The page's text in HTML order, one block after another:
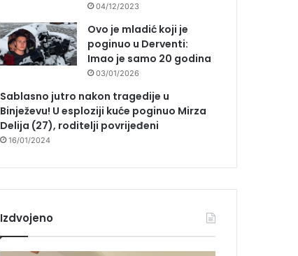
04/12/2023
Ovo je mladić koji je
poginuo u Derventi:
Imao je samo 20 godina
03/01/2026
Sablasno jutro nakon tragedije u
Binježevu! U esploziji kuće poginuo Mirza
Delija (27), roditelji povrijeđeni
16/01/2024
Izdvojeno